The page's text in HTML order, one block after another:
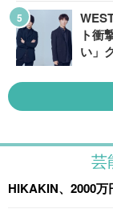
ト衝
い」